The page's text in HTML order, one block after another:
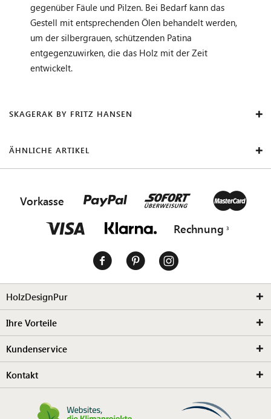
gegenüber Fäule und Pilzen. Bei Bedarf kann das
Gestell mit entsprechenden Ölen behandelt werden,
um der silbergrauen, schützenden Patina
entgegenzuwirken, die das Holz mit der Zeit
entwickelt.
SKAGERAK BY FRITZ HANSEN
ÄHNLICHE ARTIKEL
Vorkasse
Rechnung
HolzDesignPur
Ihre Vorteile
Kundenservice
Kontakt